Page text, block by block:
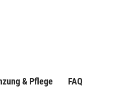
& Pflege FAQ